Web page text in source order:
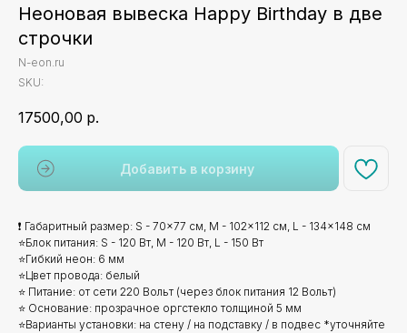
Неоновая вывеска Happy Birthday в две
строчки
N-eon.ru
SKU:
17500,00 р.
Добавить в корзину
❗ Габаритный размер: S - 70x77 см, M - 102x112 см, L - 134x148 см
⭐Блок питания: S - 120 Вт, M - 120 Вт, L - 150 Вт
⭐Гибкий неон: 6 мм
⭐Цвет провода: белый
⭐ Питание: от сети 220 Вольт (через блок питания 12 Вольт)
⭐ Основание: прозрачное оргстекло толщиной 5 мм
⭐Варианты установки: на стену / на подставку / в подвес *уточняйте